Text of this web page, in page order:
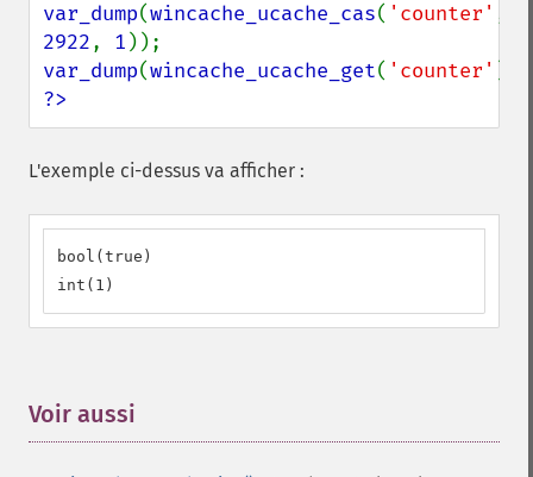
var_dump(wincache_ucache_cas( 'counter'
2922, 1
var_dump(wincache_ucache_get( 'counter'
?>
L'exemple ci-dessus va afficher :
bool(true)
int(1)
Voir aussi